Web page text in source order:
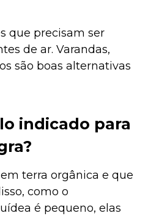
que precisam ser
de ar. Varandas,
são boas alternativas
indicado para
terra orgânica e que
como o
é pequeno, elas